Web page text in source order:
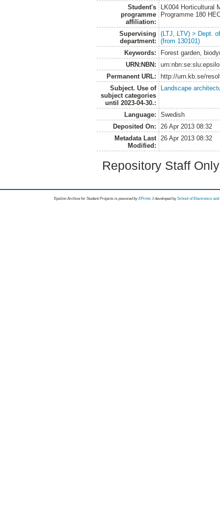
Student's
programme
affiliation:
LK004 Horticultural
Programme 180
Supervising
department:
(LTJ, LTV) > Dept.
(from 130101)
Keywords:
Forest garden,
URN:NBN:
Permanent URL:
http://urn.kb.se/
Subject. Use of
subject categories
until 2023-04-30.:
Landscape
Language:
Swedish
Deposited On:
26 Apr 2013 08:32
Metadata Last
Modified:
26 Apr 2013 08:32
Repository Staff
Epsilon Archive for Student Projects is powored byEPrints 3 developed by School of Electronics